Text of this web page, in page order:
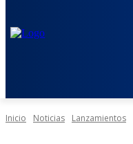
Inicio Noticias Lanzamientos